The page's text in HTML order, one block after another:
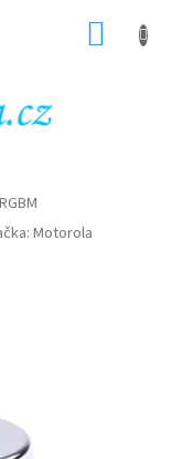
RGBM
Motorola